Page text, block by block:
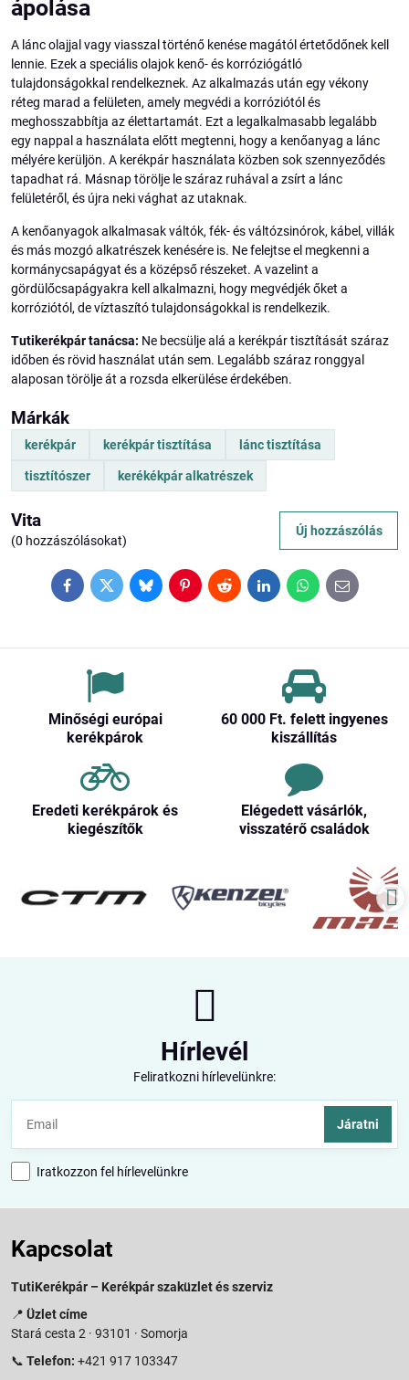
ápolása
A lánc olajjal vagy viasszal történő kenése magától értetődőnek kell
lennie. Ezek a speciális olajok kenő- és korróziógátló
tulajdonságokkal rendelkeznek. Az alkalmazás után egy vékony
réteg marad a felületen, amely megvédi a korróziótól és
meghosszabbítja az élettartamát. Ezt a legalkalmasabb legalább
egy nappal a használata előtt megtenni, hogy a kenőanyag a lánc
mélyére kerüljön. A kerékpár használata közben sok szennyeződés
tapadhat rá. Másnap törölje le száraz ruhával a zsírt a lánc
felületéről, és újra neki vághat az utaknak.
A kenőanyagok alkalmasak váltók, fék- és váltózsinórok, kábel, villák
és más mozgó alkatrészek kenésére is. Ne felejtse el megkenni a
kormánycsapágyat és a középső részeket. A vazelint a
gördülőcsapágyakra kell alkalmazni, hogy megvédjék őket a
korróziótól, de víztaszító tulajdonságokkal is rendelkezik.
Tutikerékpár tanácsa: Ne becsülje alá a kerékpár tisztítását száraz
időben és rövid használat után sem. Legalább száraz ronggyal
alaposan törölje át a rozsda elkerülése érdekében.
Márkák
kerékpár kerékpár tisztítása lánc tisztítása
tisztítószer kerékékpár alkatrészek
Vita
(0 hozzászólásokat)
Új hozzászólás
FacebookTwitterBlueskyPinterestRedditLinkedInWhatsApp
E-
mail
Minőségi európai
kerékpárok
60 000 Ft​. felett ingyenes
kiszállítás
Eredeti kerékpárok és
kiegészítők
Elégedett vásárlók,
visszatérő családok
Hírlevél
Feliratkozni hírlevelünkre:
Járatni
Iratkozzon fel hírlevelünkre
Kapcsolat
TutiKerékpár – Kerékpár szaküzlet és szerviz
📍 Üzlet címe
Stará cesta 2 · 93101 · Somorja
📞 Telefon: +421 917 103347